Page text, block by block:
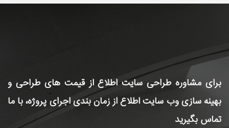
برای مشاوره طراحی سایتاطلاع از قیمت های طراحی و
بهینه سازی وب سایتاطلاع از زمان بندی اجرای پروژه، با ما
تماس بگیرید